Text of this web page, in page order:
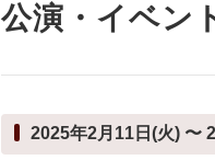
公演・イベン
2025年2月11日(火) 〜